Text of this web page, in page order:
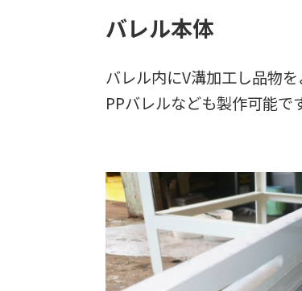
バレル本体
バレル内にV溝加工し品物
PPバレルなども製作可能で